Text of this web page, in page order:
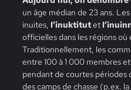
un âge médian de 23 ans.
inuites, l’inuktitutet
officielles dans les régions où
Traditionnellement, les
entre 100 à 1 000 membres
pendant de courtes périodes
des camps de chasse (p.ex.